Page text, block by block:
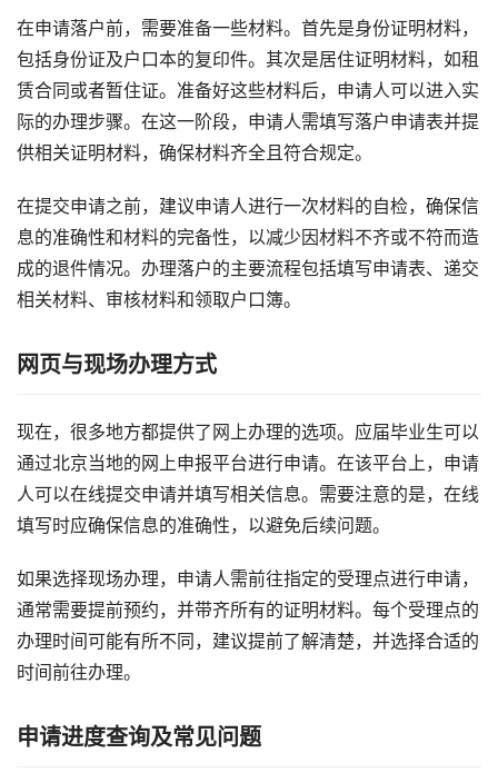
在申请落户前，需要准备一些材料。首先是身份证明材料，
包括身份证及户口本的复印件。其次是居住证明材料，如租
赁合同或者暂住证。准备好这些材料后，申请人可以进入实
际的办理步骤。在这一阶段，申请人需填写落户申请表并提
供相关证明材料，确保材料齐全且符合规定。
在提交申请之前，建议申请人进行一次材料的自检，确保信
息的准确性和材料的完备性，以减少因材料不齐或不符而造
成的退件情况。办理落户的主要流程包括填写申请表、递交
相关材料、审核材料和领取户口簿。
网页与现场办理方式
现在，很多地方都提供了网上办理的选项。应届毕业生可以
通过北京当地的网上申报平台进行申请。在该平台上，申请
人可以在线提交申请并填写相关信息。需要注意的是，在线
填写时应确保信息的准确性，以避免后续问题。
如果选择现场办理，申请人需前往指定的受理点进行申请，
通常需要提前预约，并带齐所有的证明材料。每个受理点的
办理时间可能有所不同，建议提前了解清楚，并选择合适的
时间前往办理。
申请进度查询及常见问题